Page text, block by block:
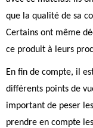
que la qualité de sa
Certains ont même
ce produit à leurs
En fin de compte, il
différents points de
important de peser
prendre en compte